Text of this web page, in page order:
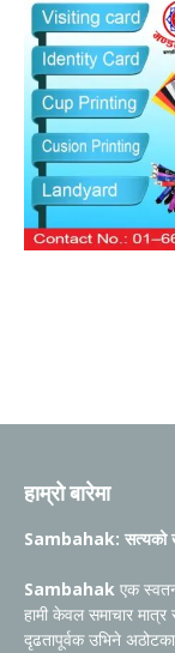
हाम्रो बारेमा
Sambahak: सत्यको
Sambahak एक
हामी केवल समाचार मात्र
दृढतापूर्वक उभिने